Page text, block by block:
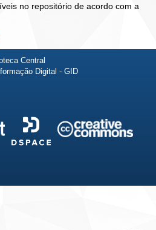
no repositório de acordo com a
Central
Digital - GID